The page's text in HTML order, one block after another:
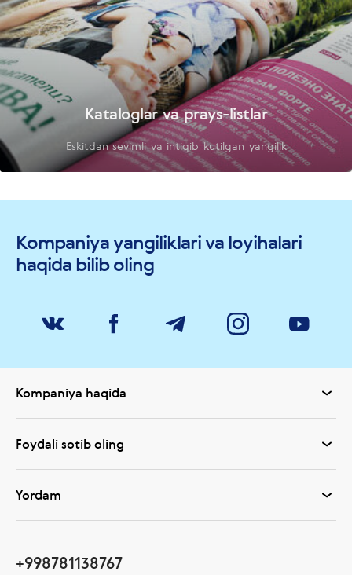
Kataloglar va prays-listlar
Eskitdan sevimli va intiqib kutilgan yangilik
Kompaniya yangiliklari va loyihalari
haqida bilib oling
Kompaniya haqida
Foydali sotib oling
Yordam
+998781138767